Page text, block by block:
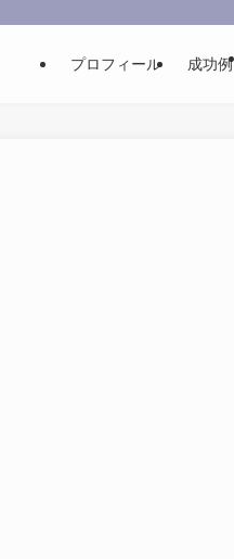
プロフィール 成功例